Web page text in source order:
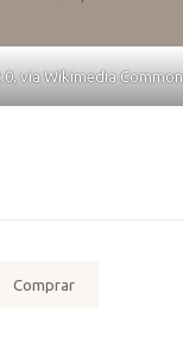
via Wikimedia
Comprar